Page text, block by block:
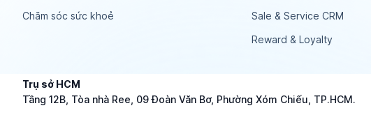
Chăm sóc sức khoẻ
Sale & Service CRM
Reward & Loyalty
Trụ sở HCM
Tầng 12B, Tòa nhà Ree, 09 Đoàn Văn Bơ, Phường Xóm Chiếu, TP.HCM.